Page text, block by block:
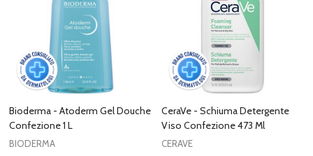
Bioderma - Atoderm Gel Douche
Confezione 1 L
BIODERMA
CeraVe - Schiuma Detergente
Viso Confezione 473 Ml
CERAVE